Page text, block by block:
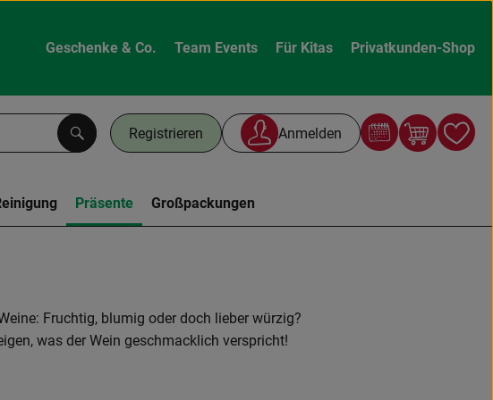
Geschenke & Co. Team Events Für Kitas Privatkunden-Shop
Registrieren Anmelden
Suchen
Präsente Großpackungen
Fruchtig, blumig oder doch lieber würzig?
was der Wein geschmacklich verspricht!